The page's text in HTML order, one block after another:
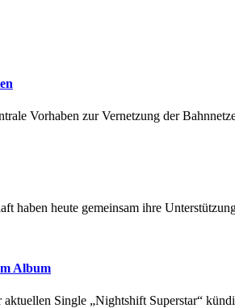
Vorhaben zur Vernetzung der
haben heute gemeinsam ihre
Album
Single „Nightshift Superstar“